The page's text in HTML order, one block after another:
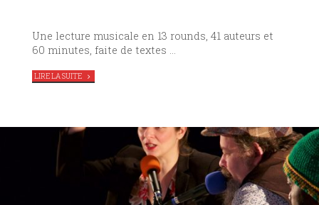
Une lecture musicale en 13 rounds, 41 auteurs et
60 minutes, faite de textes …
LIRE LA SUITE"
POÉSIE
DU
MENTEUR
PREMIÈRE